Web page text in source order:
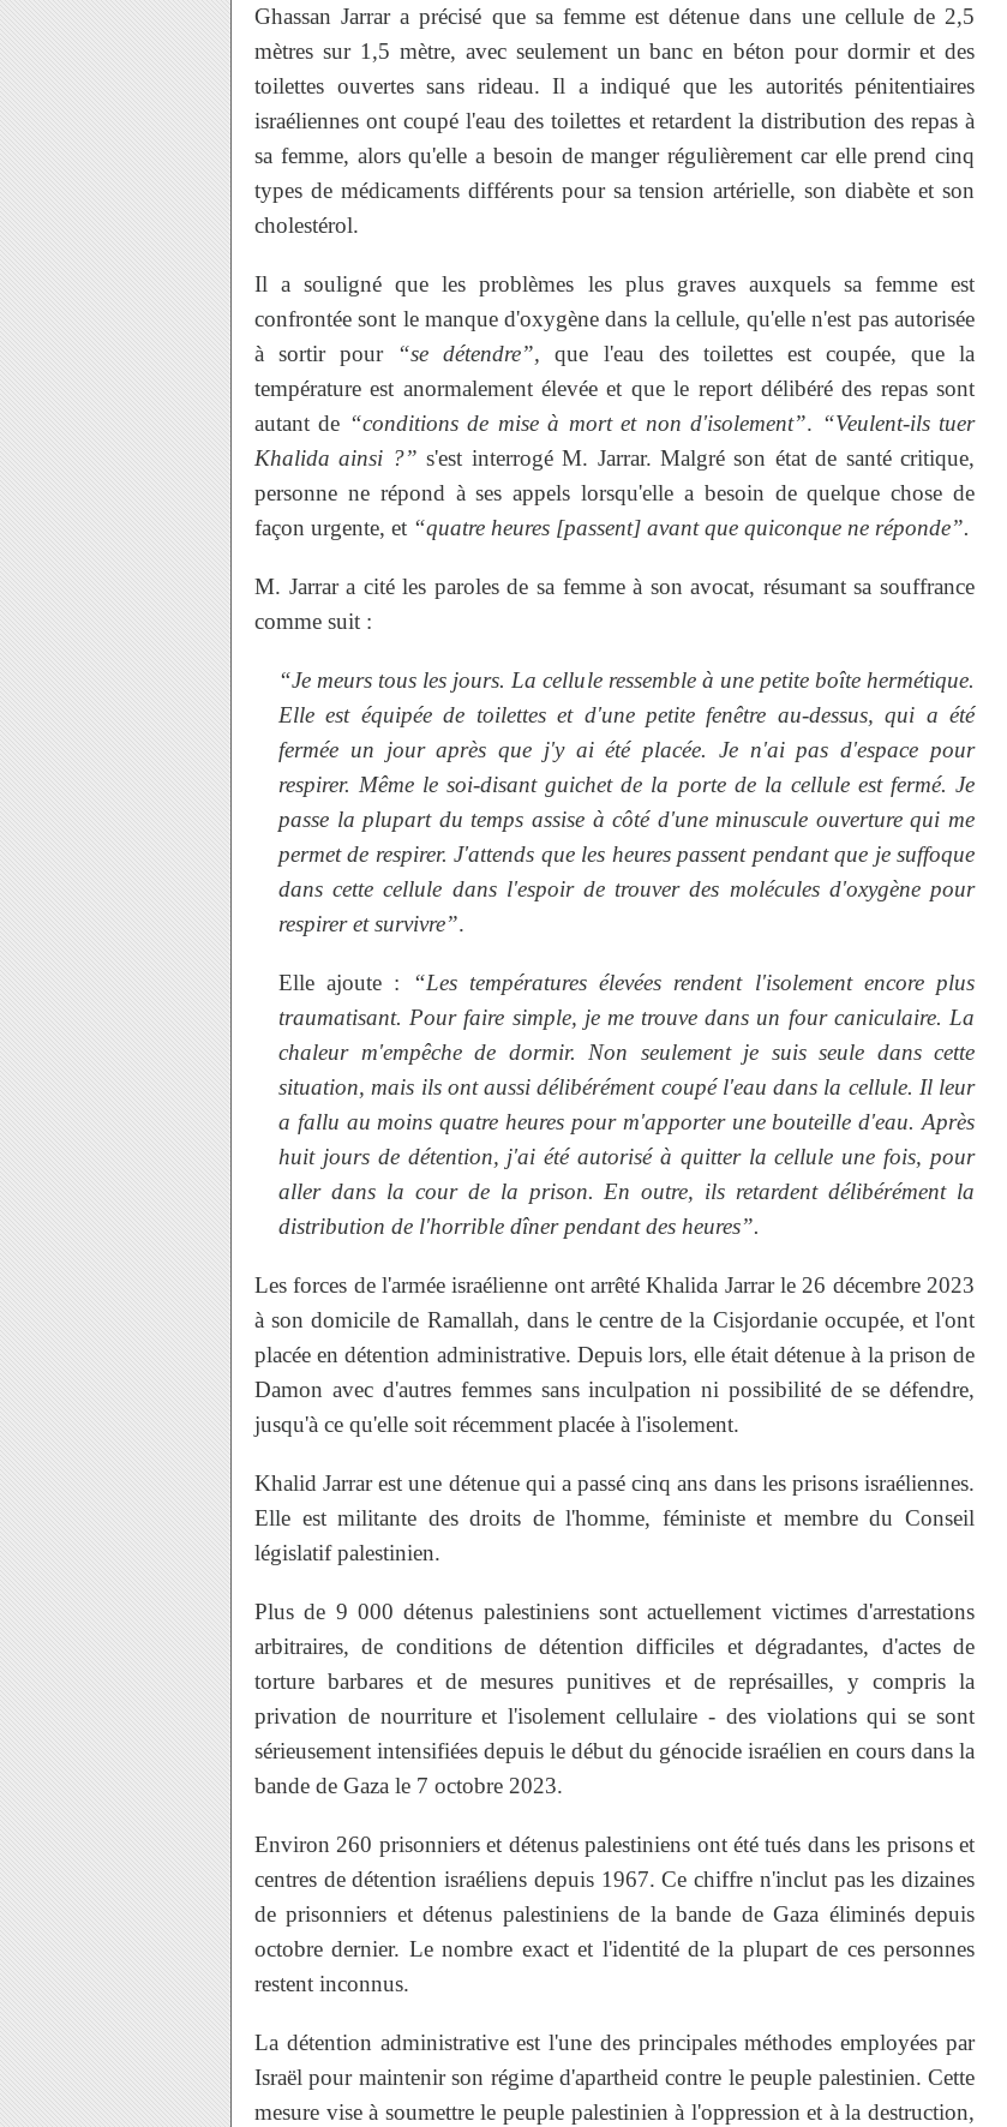
Ghassan Jarrar a précisé que sa femme est détenue dans une cellule de 2,5
mètres sur 1,5 mètre, avec seulement un banc en béton pour dormir et des
toilettes ouvertes sans rideau. Il a indiqué que les autorités pénitentiaires
israéliennes ont coupé l'eau des toilettes et retardent la distribution des repas à
sa femme, alors qu'elle a besoin de manger régulièrement car elle prend cinq
types de médicaments différents pour sa tension artérielle, son diabète et son
cholestérol.
Il a souligné que les problèmes les plus graves auxquels sa femme est
confrontée sont le manque d'oxygène dans la cellule, qu'elle n'est pas autorisée
à sortir pour “se détendre”, que l'eau des toilettes est coupée, que la
température est anormalement élevée et que le report délibéré des repas sont
autant de “conditions de mise à mort et non d'isolement”. “Veulent-ils tuer
Khalida ainsi ?” s'est interrogé M. Jarrar. Malgré son état de santé critique,
personne ne répond à ses appels lorsqu'elle a besoin de quelque chose de
façon urgente, et “quatre heures [passent] avant que quiconque ne réponde”.
M. Jarrar a cité les paroles de sa femme à son avocat, résumant sa souffrance
comme suit :
“Je meurs tous les jours. La cellule ressemble à une petite boîte hermétique.
Elle est équipée de toilettes et d'une petite fenêtre au-dessus, qui a été
fermée un jour après que j'y ai été placée. Je n'ai pas d'espace pour
respirer. Même le soi-disant guichet de la porte de la cellule est fermé. Je
passe la plupart du temps assise à côté d'une minuscule ouverture qui me
permet de respirer. J'attends que les heures passent pendant que je suffoque
dans cette cellule dans l'espoir de trouver des molécules d'oxygène pour
respirer et survivre”.
Elle ajoute :
“Les températures élevées rendent l'isolement encore plus
traumatisant. Pour faire simple, je me trouve dans un four caniculaire. La
chaleur m'empêche de dormir. Non seulement je suis seule dans cette
situation, mais ils ont aussi délibérément coupé l'eau dans la cellule. Il leur
a fallu au moins quatre heures pour m'apporter une bouteille d'eau. Après
huit jours de détention, j'ai été autorisé à quitter la cellule une fois, pour
aller dans la cour de la prison. En outre, ils retardent délibérément la
distribution de l'horrible dîner pendant des heures”.
Les forces de l'armée israélienne ont arrêté Khalida Jarrar le 26 décembre 2023
à son domicile de Ramallah, dans le centre de la Cisjordanie occupée, et l'ont
placée en détention administrative. Depuis lors, elle était détenue à la prison de
Damon avec d'autres femmes sans inculpation ni possibilité de se défendre,
jusqu'à ce qu'elle soit récemment placée à l'isolement.
Khalid Jarrar est une détenue qui a passé cinq ans dans les prisons israéliennes.
Elle est militante des droits de l'homme, féministe et membre du Conseil
législatif palestinien.
Plus de 9 000 détenus palestiniens sont actuellement victimes d'arrestations
arbitraires, de conditions de détention difficiles et dégradantes, d'actes de
torture barbares et de mesures punitives et de représailles, y compris la
privation de nourriture et l'isolement cellulaire - des violations qui se sont
sérieusement intensifiées depuis le début du génocide israélien en cours dans la
bande de Gaza le 7 octobre 2023.
Environ 260 prisonniers et détenus palestiniens ont été tués dans les prisons et
centres de détention israéliens depuis 1967. Ce chiffre n'inclut pas les dizaines
de prisonniers et détenus palestiniens de la bande de Gaza éliminés depuis
octobre dernier. Le nombre exact et l'identité de la plupart de ces personnes
restent inconnus.
La détention administrative est l'une des principales méthodes employées par
Israël pour maintenir son régime d'apartheid contre le peuple palestinien. Cette
mesure vise à soumettre le peuple palestinien à l'oppression et à la destruction,